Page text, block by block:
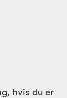
hvis du er